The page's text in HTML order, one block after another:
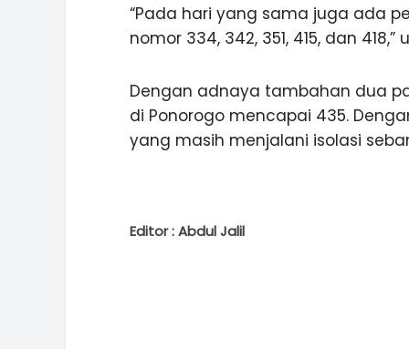
“Pada hari yang sama juga ada
nomor 334, 342, 351, 415, dan 418,”
Dengan adnaya tambahan dua
di Ponorogo mencapai 435.
yang masih menjalani isolasi
Editor : Abdul Jalil